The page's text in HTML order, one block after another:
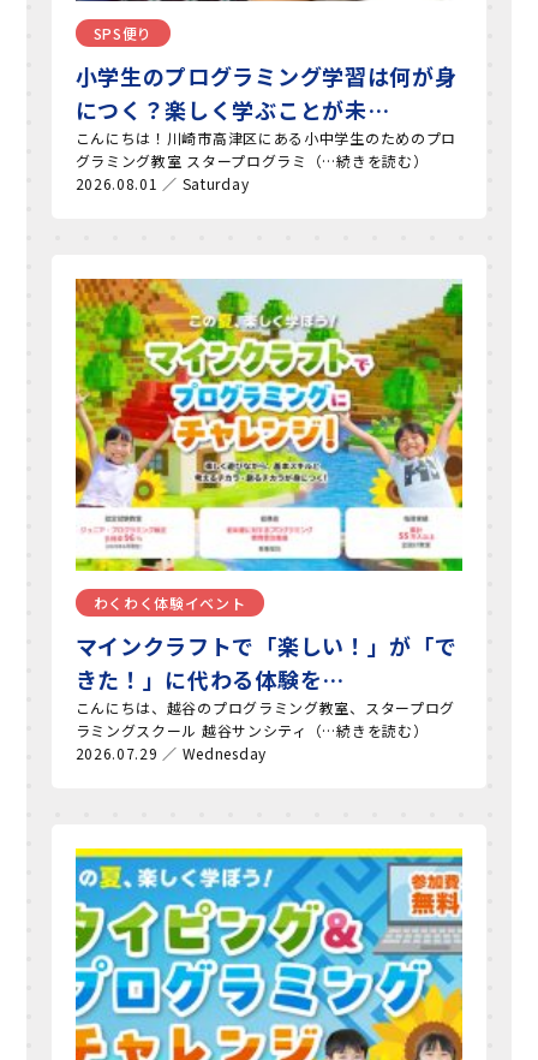
SPS便り
小学生のプログラミング学習は何が身
につく？楽しく学ぶことが未…
こんにちは！川崎市高津区にある小中学生のためのプロ
グラミング教室 スタープログラミ（…続きを読む）
2026.08.01 ／ Saturday
わくわく体験イベント
マインクラフトで「楽しい！」が「で
きた！」に代わる体験を…
こんにちは、越谷のプログラミング教室、スタープログ
ラミングスクール 越谷サンシティ（…続きを読む）
2026.07.29 ／ Wednesday